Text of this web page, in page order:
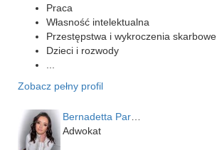
Praca
Własność intelektualna
Przestępstwa i wykroczenia skarbowe
Dzieci i rozwody
Zobacz pełny profil
Adwokat